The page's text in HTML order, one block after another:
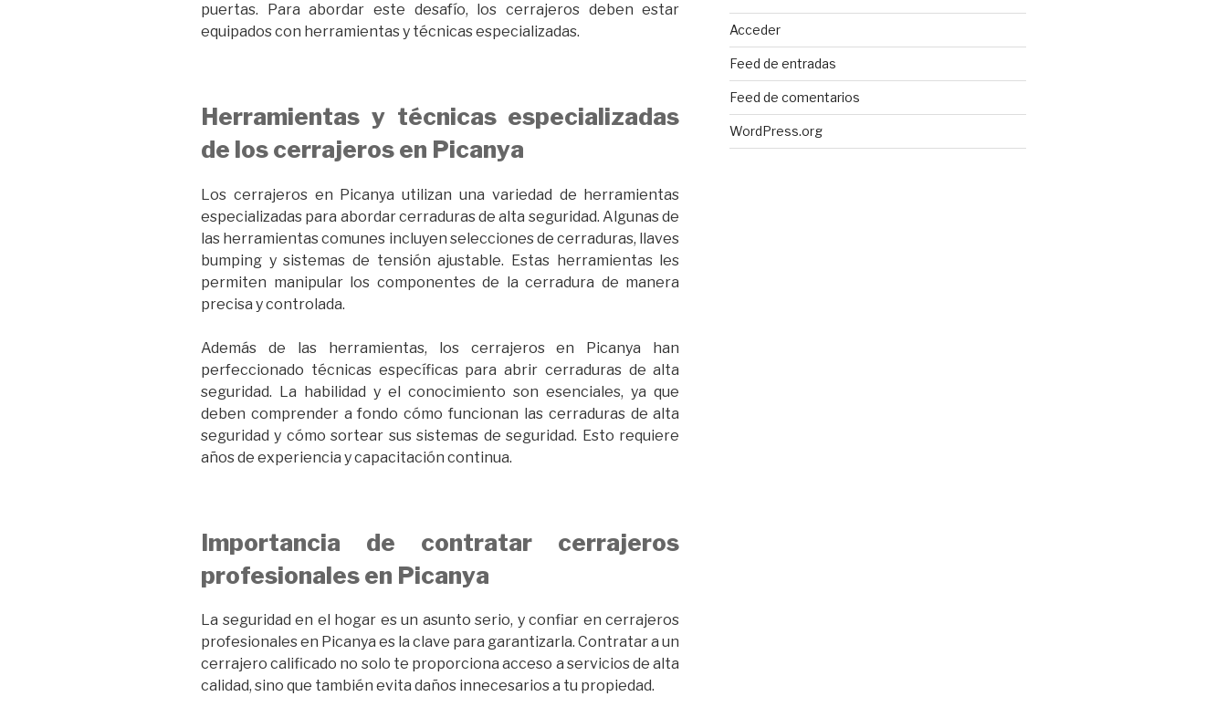
puertas. Para abordar este desafío, los cerrajeros deben estar
equipados con herramientas y técnicas especializadas.
Herramientas y técnicas especializadas
de los cerrajeros en Picanya
Los cerrajeros en Picanya utilizan una variedad de herramientas
especializadas para abordar cerraduras de alta seguridad. Algunas de
las herramientas comunes incluyen selecciones de cerraduras, llaves
bumping y sistemas de tensión ajustable. Estas herramientas les
permiten manipular los componentes de la cerradura de manera
precisa y controlada.
Además de las herramientas, los cerrajeros en Picanya han
perfeccionado técnicas específicas para abrir cerraduras de alta
seguridad. La habilidad y el conocimiento son esenciales, ya que
deben comprender a fondo cómo funcionan las cerraduras de alta
seguridad y cómo sortear sus sistemas de seguridad. Esto requiere
años de experiencia y capacitación continua.
Importancia de contratar cerrajeros
profesionales en Picanya
La seguridad en el hogar es un asunto serio, y confiar en cerrajeros
profesionales en Picanya es la clave para garantizarla. Contratar a un
cerrajero calificado no solo te proporciona acceso a servicios de alta
calidad, sino que también evita daños innecesarios a tu propiedad.
Acceder
Feed de entradas
Feed de comentarios
WordPress.org